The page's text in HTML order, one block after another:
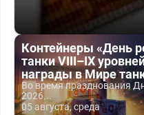
Контейнеры «День
танки VIII–IX
награды в Мире
Во время празднования
2026...
05 августа, среда